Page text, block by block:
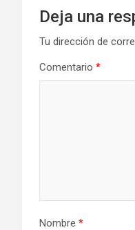
Deja una
Tu dirección de
Comentario *
Nombre *